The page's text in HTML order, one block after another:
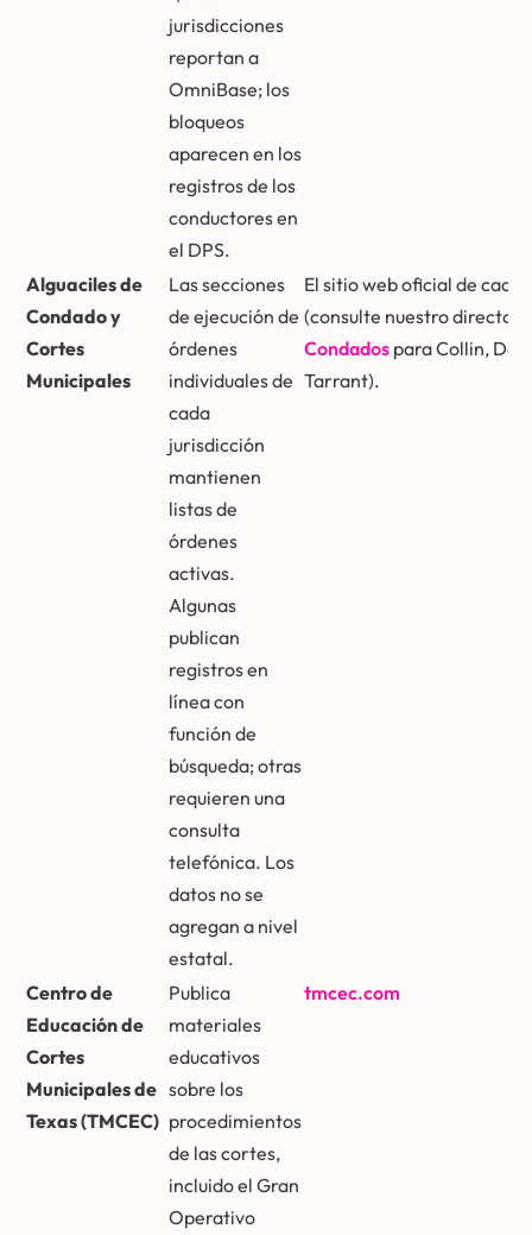
jurisdicciones
reportan a
OmniBase; los
bloqueos
aparecen en los
registros de los
conductores en
el DPS.
Alguaciles de
Condado y
Cortes
Municipales
Las secciones
de ejecución de
órdenes
individuales de
cada
jurisdicción
mantienen
listas de
órdenes
activas.
Algunas
publican
registros en
línea con
función de
búsqueda; otras
requieren una
consulta
telefónica. Los
datos no se
agregan a nivel
estatal.
El sitio web oficial de cada
(consulte nuestro
Condados para Collin,
Tarrant).
Centro de
Educación de
Cortes
Municipales de
Texas (TMCEC)
Publica
materiales
educativos
sobre los
procedimientos
de las cortes,
incluido el Gran
Operativo
tmcec.com